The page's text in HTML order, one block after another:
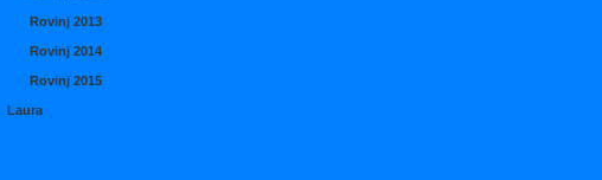
Rovinj 2013
Rovinj 2014
Rovinj 2015
Laura